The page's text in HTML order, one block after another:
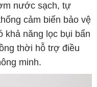
nước sạch, tự
cảm biến bảo vệ
khả năng lọc bụi bẩn
thời hỗ trợ điều
minh.